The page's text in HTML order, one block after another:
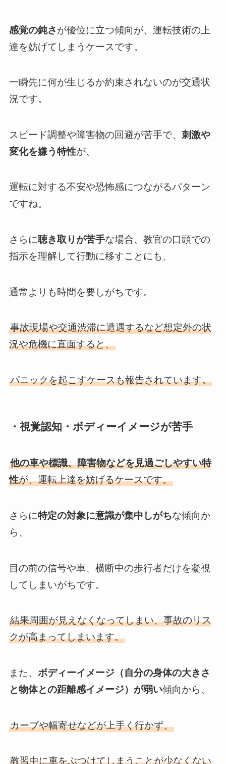
感覚の鈍さが優位に立つ傾向が、運転技術の上
達を妨げてしまうケースです。
一瞬先に何が生じるか約束されないのが交通状
況です。
スピード調整や障害物の回避が苦手で、 刺激や
変化を嫌う特性が、
運転に対する不安や恐怖感につながるパターン
ですね。
さらに聴き取りが苦手な場合、教官の口頭での
指示を理解して行動に移すことにも、
通常よりも時間を要しがちです。
事故現場や交通渋滞に遭遇するなど想定外の状
況や危機に直面すると、
パニックを起こすケースも報告されています。
・視覚認知・ボディーイメージが苦手
他の車や標識、障害物などを見過ごしやすい特
性が、運転上達を妨げるケースです。
さらに特定の対象に意識が集中しがちな傾向か
ら、
目の前の信号や車、横断中の歩行者だけを凝視
してしまいがちです。
結果周囲が見えなくなってしまい、事故のリス
クが高まってしまいます。
また、 ボディーイメージ（自分の身体の大きさ
と物体との距離感イメージ）が弱い傾向から、
カーブや幅寄せなどが上手く行かず、
教習中に車をぶつけてしまうことが少なくない